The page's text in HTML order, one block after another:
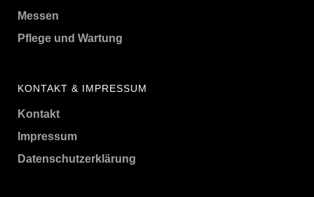
Messen
Pflege und Wartung
KONTAKT & IMPRESSUM
Kontakt
Impressum
Datenschutzerklärung